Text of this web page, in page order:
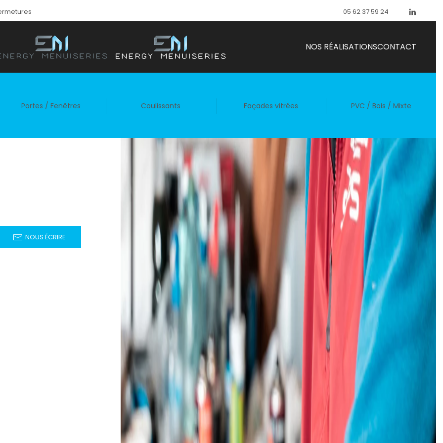
05 62 37 59 24
NOS RÉALISATIONSCONTACT
Portes / Fenêtres Coulissants Façades vitrées PVC / Bois / Mixte
NOUS ÉCRIRE